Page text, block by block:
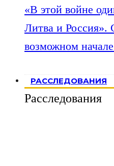
«В этой войне
Литва и Россия».
возможном
РАССЛЕДОВАНИЯ
Расследования